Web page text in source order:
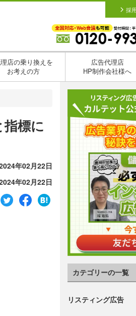
採
店の乗り換えを
お考えの方
広告代理店
HP制作会社様へ
標に
年02月22日
年02月22日
カテゴリーの一覧
リスティング広告